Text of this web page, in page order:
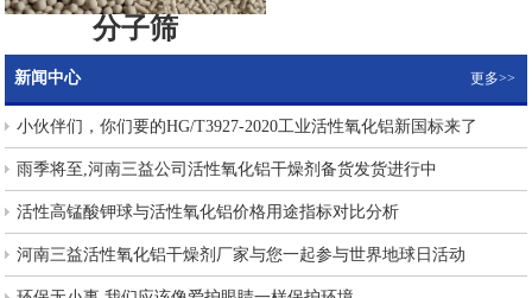
分子筛
新闻中心 更多>>
小伙伴们，你们要的HG/T3927-2020工业活性氧化铝新国标来了
雨季将至,河南三益公司活性氧化铝干燥剂备货发货进行中
活性高锰酸钾球与活性氧化铝价格用途指标对比分析
河南三益活性氧化铝干燥剂厂家与您一起参与世界地球日活动